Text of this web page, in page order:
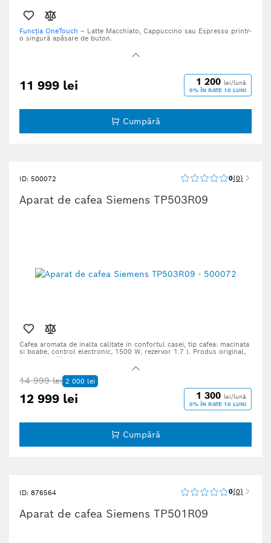
Funcția OneTouch – Latte Macchiato, Cappuccino sau Espresso printr-
o singură apăsare de buton.
arome perfecte de fiecare dată datorită interacțiunii
Râșniță ceramică CeramDrive – durabilă și rezistentă la uzură.
11 999 lei 1 200 lei/lună
0% ÎN RATE 10 LUNI
Cumpără
ID: 500072 0 0
Aparat de cafea Siemens TP503R09
Cafea aromata de inalta calitate in confortul casei, tip cafea: macinata
si boabe, control electronic, 1500 W, rezervor 1.7 l. Produs original,
livrare 24–72 ore.
14 999 lei 2 000 lei
12 999 lei 1 300 lei/lună
0% ÎN RATE 10 LUNI
Cumpără
ID: 876564 0 0
Aparat de cafea Siemens TP501R09